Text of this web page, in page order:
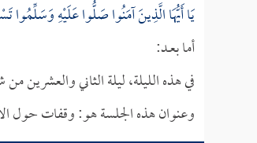
يَا أَيُّهَا الَّذِينَ آمَنُوا صَلُّوا عَلَيْهِ وَسَلِّمُوا
أما بعــد:
وعنوان هذه الجلسة هو: وقفات حول